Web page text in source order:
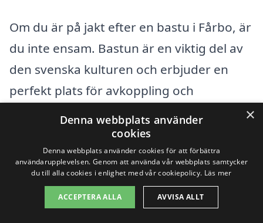
Om du är på jakt efter en bastu i Fårbo, är
du inte ensam. Bastun är en viktig del av
den svenska kulturen och erbjuder en
perfekt plats för avkoppling och
återhämtning. Att hitta rätt företag för att
installera eller bygga en bastu kan vara
avgörande för att få en bra upplevelse.
För att underlätta din sökning, kan du
också överväga företag i närliggande
×
Denna webbplats använder
cookies
Denna webbplats använder cookies för att förbättra
användarupplevelsen. Genom att använda vår webbplats samtycker
du till alla cookies i enlighet med vår cookiepolicy. Läs mer
ACCEPTERA ALLA AVVISA ALLT